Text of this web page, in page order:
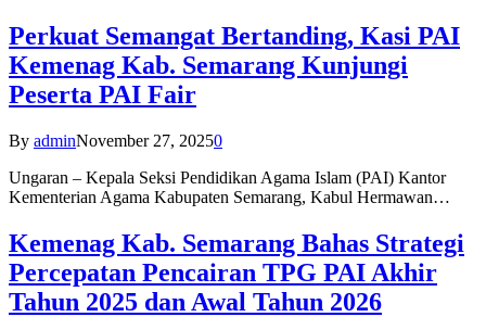
Perkuat Semangat Bertanding, Kasi PAI
Kemenag Kab. Semarang Kunjungi
Peserta PAI Fair
By adminNovember 27, 20250
Ungaran – Kepala Seksi Pendidikan Agama Islam (PAI) Kantor
Kementerian Agama Kabupaten Semarang, Kabul Hermawan…
Kemenag Kab. Semarang Bahas Strategi
Percepatan Pencairan TPG PAI Akhir
Tahun 2025 dan Awal Tahun 2026